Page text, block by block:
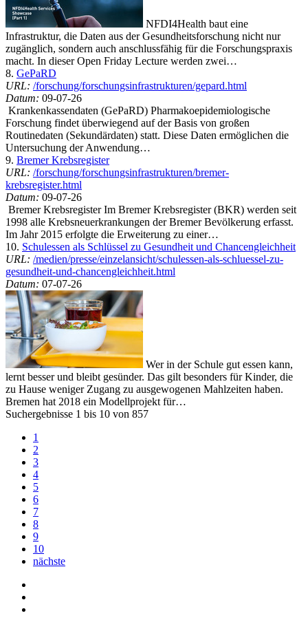
NFDI4Health baut eine
Infrastruktur, die Daten aus der Gesundheitsforschung nicht nur
zugänglich, sondern auch anschlussfähig für die Forschungspraxis
macht. In dieser Open Friday Lecture werden zwei…
8. GePaRD
URL: /forschung/forschungsinfrastrukturen/gepard.html
Datum: 09-07-26
Krankenkassendaten (GePaRD) Pharmakoepidemiologische
Forschung findet überwiegend auf der Basis von großen
Routinedaten (Sekundärdaten) statt. Diese Daten ermöglichen die
Untersuchung der Anwendung…
9. Bremer Krebsregister
URL: /forschung/forschungsinfrastrukturen/bremer-
krebsregister.html
Datum: 09-07-26
Bremer Krebsregister Im Bremer Krebsregister (BKR) werden seit
1998 alle Krebsneuerkrankungen der Bremer Bevölkerung erfasst.
Im Jahr 2015 erfolgte die Erweiterung zu einer…
10. Schulessen als Schlüssel zu Gesundheit und Chancengleichheit
URL: /medien/presse/einzelansicht/schulessen-als-schluessel-zu-
gesundheit-und-chancengleichheit.html
Datum: 07-07-26
Wer in der Schule gut essen kann,
lernt besser und bleibt gesünder. Das gilt besonders für Kinder, die
zu Hause weniger Zugang zu ausgewogenen Mahlzeiten haben.
Bremen hat 2018 ein Modellprojekt für…
Suchergebnisse 1 bis 10 von 857
1
2
3
4
5
6
7
8
9
10
nächste